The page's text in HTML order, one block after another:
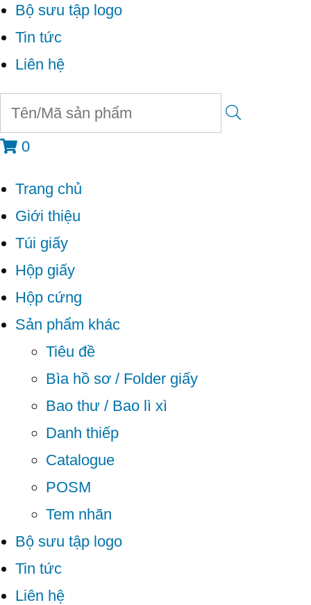
Bộ sưu tập logo
Tin tức
Liên hệ
0
Trang chủ
Giới thiệu
Túi giấy
Hộp giấy
Hộp cứng
Sản phẩm khác
Tiêu đề
Bìa hồ sơ / Folder giấy
Bao thư / Bao lì xì
Danh thiếp
Catalogue
POSM
Tem nhãn
Bộ sưu tập logo
Tin tức
Liên hệ